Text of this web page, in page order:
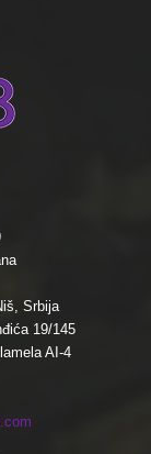
Srbija
19/145
AI-4